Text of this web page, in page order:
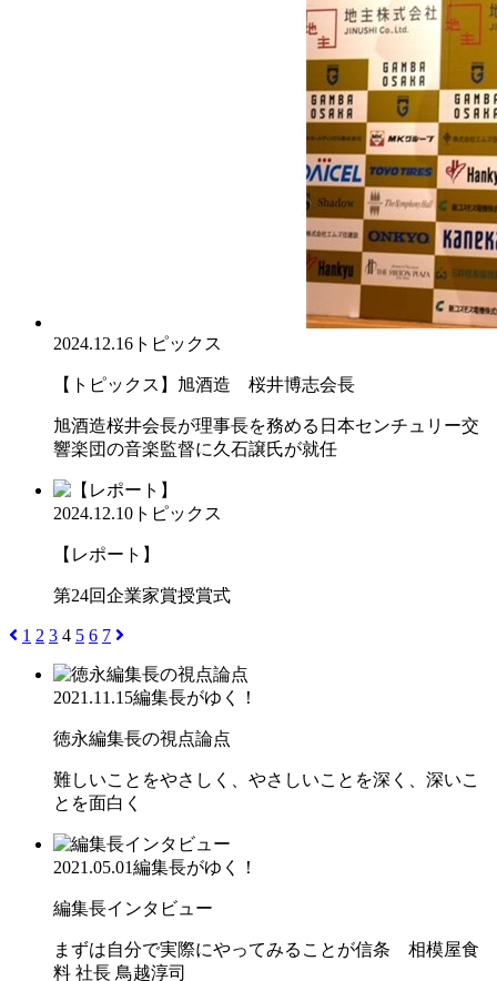
2024.12.16 トピックス
【トピックス】旭酒造 桜井博志会長
旭酒造桜井会長が理事長を務める日本センチュリー交
響楽団の音楽監督に久石譲氏が就任
2024.12.10 トピックス
【レポート】
第24回企業家賞授賞式
1 2 3 4 5 6 7
2021.11.15編集長がゆく！
徳永編集長の視点論点
難しいことをやさしく、やさしいことを深く、深いこ
とを面白く
2021.05.01編集長がゆく！
編集長インタビュー
まずは自分で実際にやってみることが信条 相模屋食
料 社長 鳥越淳司